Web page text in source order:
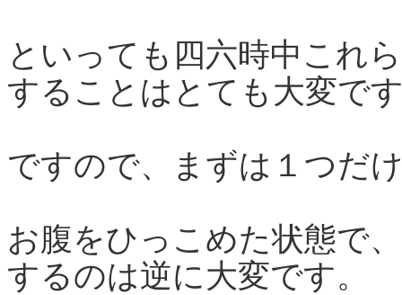
といっても四六時中これ
することはとても大変で
ですので、まずは１つだ
お腹をひっこめた状態で
するのは逆に大変です。